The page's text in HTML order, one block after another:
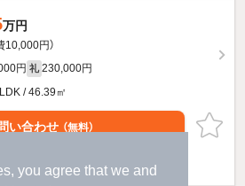
you agree that we and
万円
10,000円）
円 礼 230,000円
/ 46.39㎡
い合わせ （無料）